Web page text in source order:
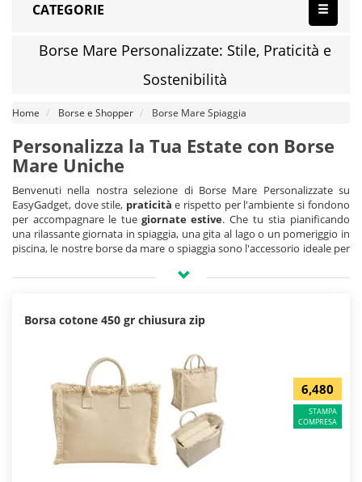
CATEGORIE
Borse Mare Personalizzate: Stile, Praticità e
Sostenibilità
Home Borse e Shopper Borse Mare Spiaggia
Personalizza la Tua Estate con Borse
Mare Uniche
Benvenuti nella nostra selezione di Borse Mare Personalizzate su
EasyGadget, dove stile, praticità e rispetto per l'ambiente si fondono
per accompagnare le tue giornate estive. Che tu stia pianificando
una rilassante giornata in spiaggia, una gita al lago o un pomeriggio in
piscina, le nostre borse da mare o spiaggia sono l'accessorio ideale per
passerà inosservato.
mare con loghi, grafiche, messaggi o foto, trasformandola in un pezzo
unico che racconta la tua storia o quella della tua azienda. Le nostre
borse mare personalizzaterappresentano un’ottima scelta per:
Aziende Turistiche:
Hotel, resort e agenzie di viaggio possono offrire
ai propri clienti una borsa come benvenuto o ricordo della loro
esperienza di viagio.
Eventi Corporativi:Rendi memorabili i tuoi eventi aziendali estivi
Borsa cotone 450 gr chiusura zip
6,480
STAMPA
COMPRESA